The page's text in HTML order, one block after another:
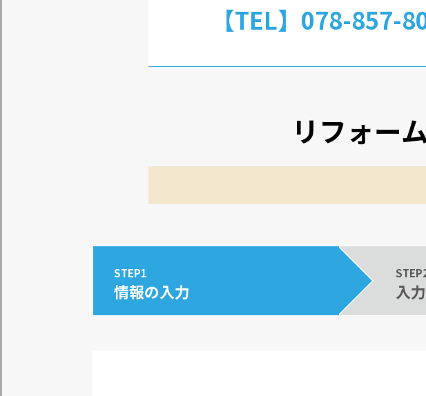
【TEL】078-857-
リフォー
STEP1
情報の入力 入